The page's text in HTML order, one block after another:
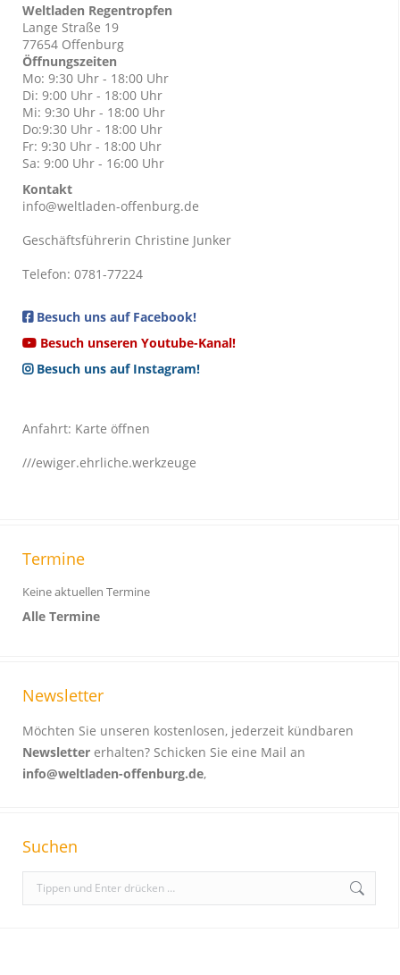
Weltladen Regentropfen
Lange Straße 19
77654 Offenburg
Öffnungszeiten
Mo: 9:30 Uhr - 18:00 Uhr
Di: 9:00 Uhr - 18:00 Uhr
Mi: 9:30 Uhr - 18:00 Uhr
Do:9:30 Uhr - 18:00 Uhr
Fr: 9:30 Uhr - 18:00 Uhr
Sa: 9:00 Uhr - 16:00 Uhr
Kontakt
info@weltladen-offenburg.de
Geschäftsführerin Christine Junker
Telefon: 0781-77224
Besuch uns auf Facebook!
Besuch unseren Youtube-Kanal!
Besuch uns auf Instagram!
Anfahrt: Karte öffnen
///ewiger.ehrliche.werkzeuge
Termine
Keine aktuellen Termine
Alle Termine
Newsletter
Möchten Sie unseren kostenlosen, jederzeit kündbaren
Newsletter erhalten? Schicken Sie eine Mail an
info@weltladen-offenburg.de,
Suchen
e